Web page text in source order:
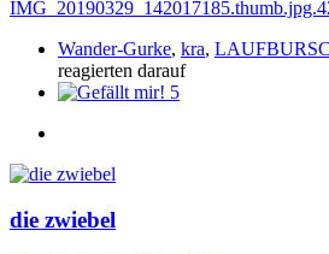
Wander-Gurke, kra,
reagierten darauf
5
die zwiebel